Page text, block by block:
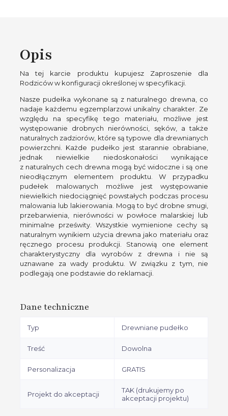
Opis
Na tej karcie produktu kupujesz Zaproszenie dla
Rodziców w konfiguracji określonej w specyfikacji.
Nasze pudełka wykonane są z naturalnego drewna, co
nadaje każdemu egzemplarzowi unikalny charakter. Ze
względu na specyfikę tego materiału, możliwe jest
występowanie drobnych nierówności, sęków, a także
naturalnych zadziorów, które są typowe dla drewnianych
powierzchni. Każde pudełko jest starannie obrabiane,
jednak niewielkie niedoskonałości wynikające
z naturalnych cech drewna mogą być widoczne i są one
nieodłącznym elementem produktu. W przypadku
pudełek malowanych możliwe jest występowanie
niewielkich niedociągnięć powstałych podczas procesu
malowania lub lakierowania. Mogą to być drobne smugi,
przebarwienia, nierówności w powłoce malarskiej lub
minimalne prześwity. Wszystkie wymienione cechy są
naturalnym wynikiem użycia drewna jako materiału oraz
ręcznego procesu produkcji. Stanowią one element
charakterystyczny dla wyrobów z drewna i nie są
uznawane za wady produktu. W związku z tym, nie
podlegają one podstawie do reklamacji.
Dane techniczne
Typ Drewniane pudełko
Treść Dowolna
Personalizacja GRATIS
Projekt do akceptacji
TAK (drukujemy po
akceptacji projektu)